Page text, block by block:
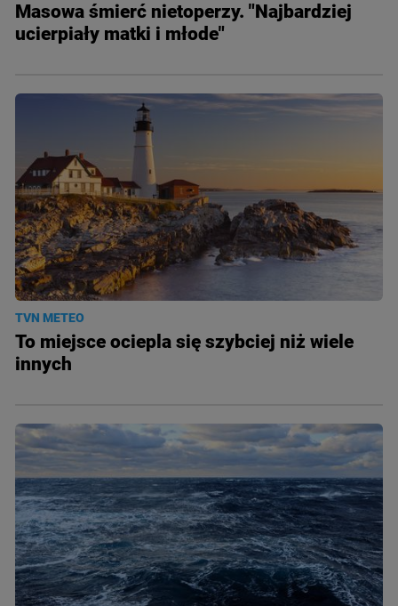
Masowa śmierć nietoperzy. "Najbardziej
ucierpiały matki i młode"
TVN METEO
To miejsce ociepla się szybciej niż wiele
innych